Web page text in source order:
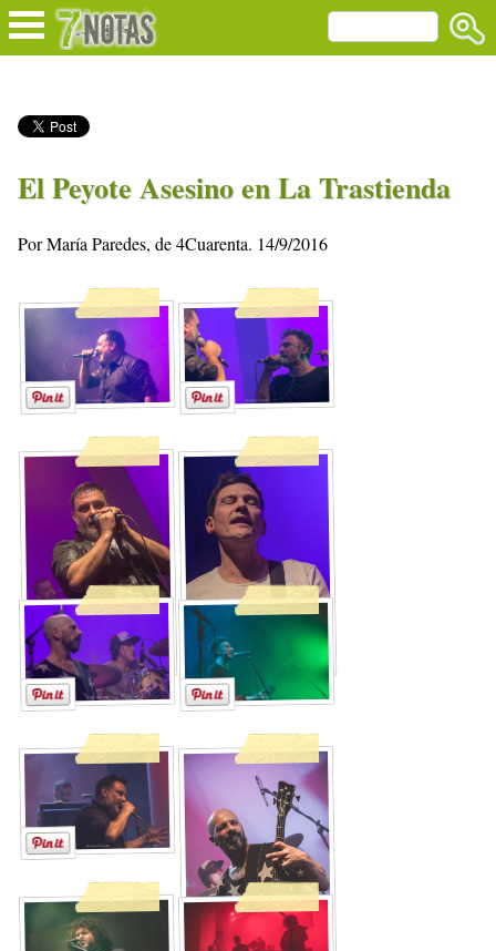
El Peyote Asesino en La Trastienda
Por María Paredes, de 4Cuarenta. 14/9/2016